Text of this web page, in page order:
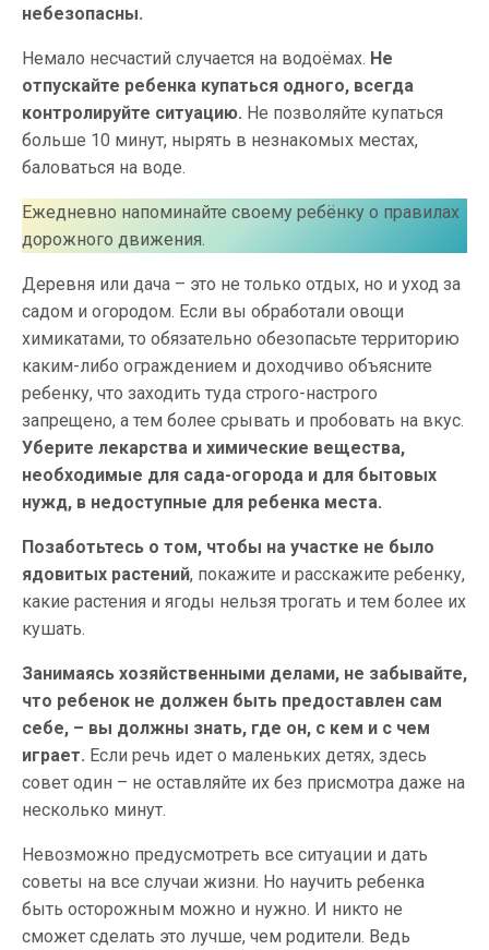
небезопасны.
Немало несчастий случается на водоёмах. Не
отпускайте ребенка купаться одного, всегда
контролируйте ситуацию. Не позволяйте купаться
больше 10 минут, нырять в незнакомых местах,
баловаться на воде.
Ежедневно напоминайте своему ребёнку о правилах
дорожного движения.
Деревня или дача – это не только отдых, но и уход за
садом и огородом. Если вы обработали овощи
химикатами, то обязательно обезопасьте территорию
каким-либо ограждением и доходчиво объясните
ребенку, что заходить туда строго-настрого
запрещено, а тем более срывать и пробовать на вкус.
Уберите лекарства и химические вещества,
необходимые для сада-огорода и для бытовых
нужд, в недоступные для ребенка места.
Позаботьтесь о том, чтобы на участке не было
ядовитых растений, покажите и расскажите ребенку,
какие растения и ягоды нельзя трогать и тем более их
кушать.
Занимаясь хозяйственными делами, не забывайте,
что ребенок не должен быть предоставлен сам
себе, – вы должны знать, где он, с кем и с чем
играет. Если речь идет о маленьких детях, здесь
совет один – не оставляйте их без присмотра даже на
несколько минут.
Невозможно предусмотреть все ситуации и дать
советы на все случаи жизни. Но научить ребенка
быть осторожным можно и нужно. И никто не
сможет сделать это лучше, чем родители. Ведь